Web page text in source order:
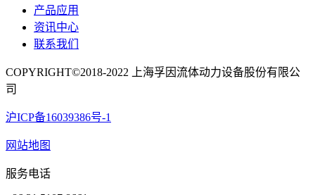
产品应用
资讯中心
联系我们
COPYRIGHT©2018-2022 上海孚因流体动力设备股份有限公
司
沪ICP备16039386号-1
网站地图
服务电话